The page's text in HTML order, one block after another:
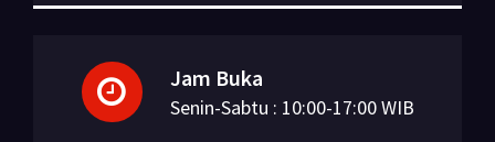
Jam Buka
Senin-Sabtu : 10:00-17:00 WIB